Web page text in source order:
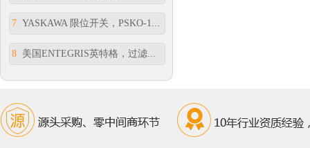
7 YASKAWA 限位开关，PSKO-1...
8 美国ENTEGRIS英特格，过滤...